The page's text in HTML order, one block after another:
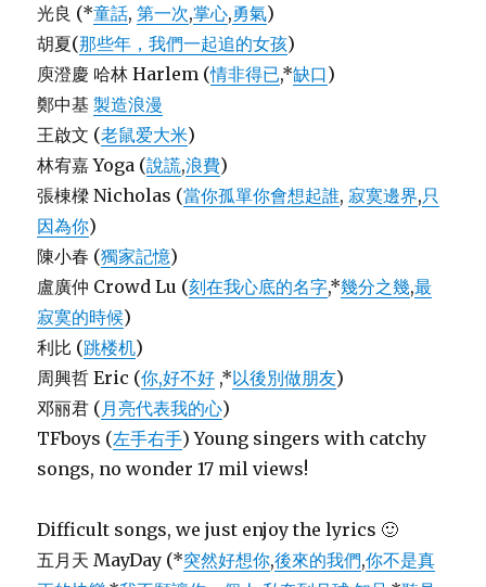
光良 (*童話,第一次,掌心,勇氣)
胡夏(那些年，我們一起追的女孩)
庾澄慶 哈林 Harlem (情非得已,*缺口)
鄭中基製造浪漫
王啟文 (老鼠爱大米)
林宥嘉 Yoga (說謊,浪費)
張棟樑 Nicholas (當你孤單你會想起誰, 寂寞邊界,只
因為你)
陳小春 (獨家記憶)
盧廣仲 Crowd Lu (刻在我心底的名字,*幾分之幾,最
寂寞的時候)
利比 (跳楼机)
周興哲 Eric (你,好不好 ,*以後別做朋友)
邓丽君 ( 月亮代表我的心)
TFboys (左手右手) Young singers with catchy
songs, no wonder 17 mil views!
Difficult songs, we just enjoy the lyrics 🙂
五月天 MayDay (*突然好想你,後來的我們,你不是真